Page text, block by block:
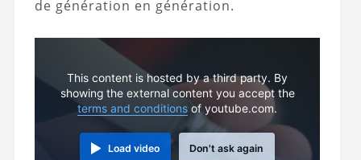
de génération en génération.
This content is hosted by a third party. By
showing the external content you accept the
terms and conditions of youtube.com.
Load video Don't ask again